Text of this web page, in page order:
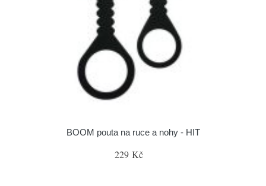
BOOM pouta na ruce a nohy - HIT
229 Kč